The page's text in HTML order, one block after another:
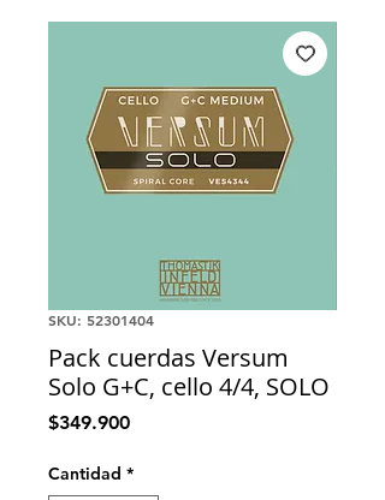
SKU: 52301404
Pack cuerdas Versum
Solo G+C, cello 4/4, SOLO
$349.900Precio
Cantidad *